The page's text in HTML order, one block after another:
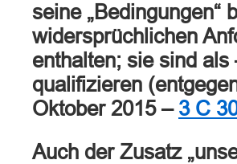
seine „Bedingungen“
widersprüchlichen
enthalten; sie sind
qualifizieren
Oktober 2015 – 3 C
Auch der Zusatz